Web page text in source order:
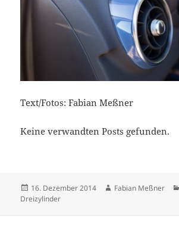
Text/Fotos: Fabian Meßner
Keine verwandten Posts gefunden.
Veröffentlicht
am
16. Dezember 2014 Autor
Fabian Meßner
Dreizylinder